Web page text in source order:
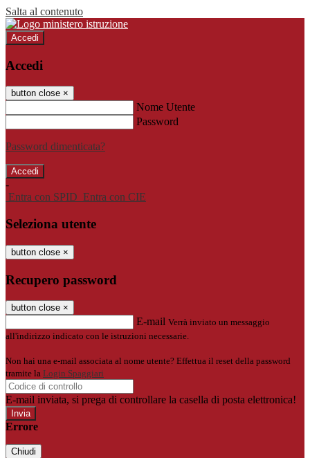
Salta al contenuto
Accedi
Accedi
button close ×
Nome Utente
Password
Password dimenticata?
-
Entra con SPID Entra con CIE
Seleziona utente
button close ×
Recupero password
button close ×
E-mail Verrà inviato un messaggio
all'indirizzo indicato con le istruzioni necessarie.
Non hai una e-mail associata al nome utente? Effettua il reset della password
tramite la Login Spaggiari
E-mail inviata, si prega di controllare la casella di posta elettronica!
Errore
Chiudi